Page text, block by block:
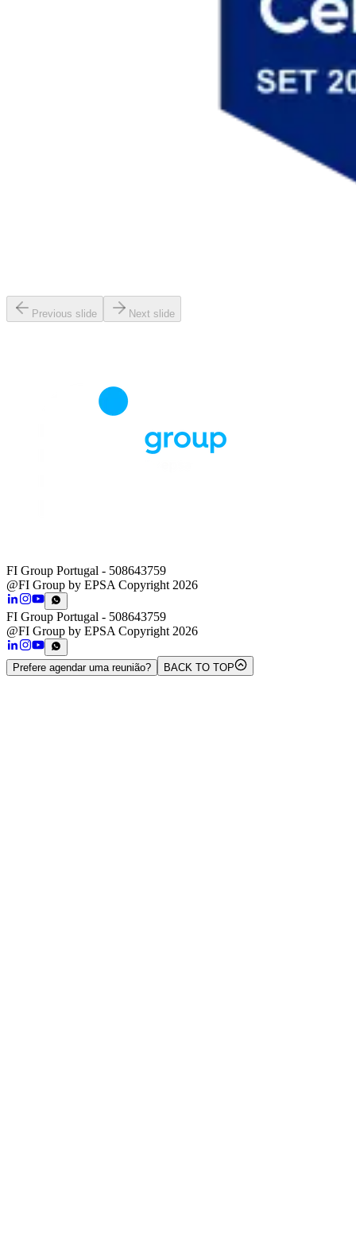
Previous slide Next slide
FI Group Portugal - 508643759
@FI Group by EPSA Copyright 2026
FI Group Portugal - 508643759
@FI Group by EPSA Copyright 2026
Prefere agendar uma reunião? BACK TO TOP